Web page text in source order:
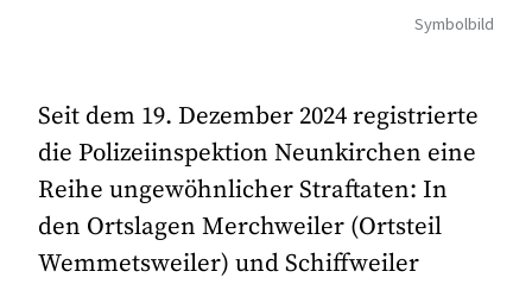
Symbolbild
Seit dem 19. Dezember 2024 registrierte
die Polizeiinspektion Neunkirchen eine
Reihe ungewöhnlicher Straftaten: In
den Ortslagen Merchweiler (Ortsteil
Wemmetsweiler) und Schiffweiler